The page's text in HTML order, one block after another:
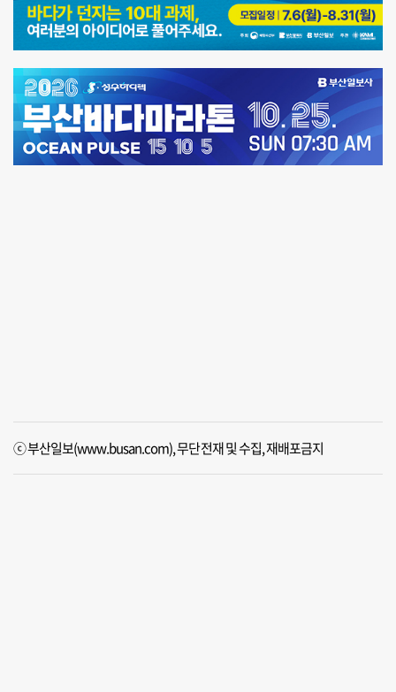
ⓒ 부산일보(www.busan.com), 무단전재 및 수집, 재배포금지